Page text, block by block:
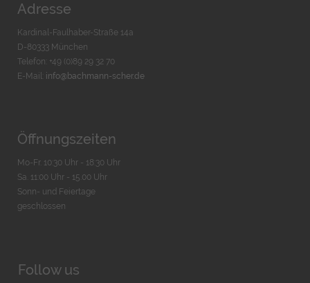
Adresse
Kardinal-Faulhaber-Straße 14a
D-80333 München
Telefon: +49 (0)89 29 32 70
E-Mail: info@bachmann-scher.de
Öffnungszeiten
Mo-Fr. 10:30 Uhr - 18:30 Uhr
Sa. 11:00 Uhr - 15.00 Uhr
Sonn- und Feiertage
geschlossen
Follow us